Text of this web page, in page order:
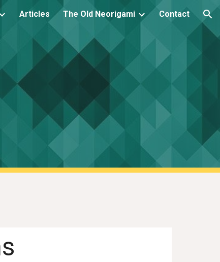
Articles The Old Neorigami Contact